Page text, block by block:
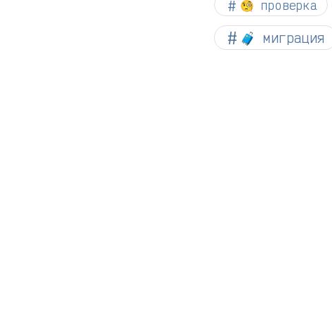
🧐 проверка
🧳 миграция